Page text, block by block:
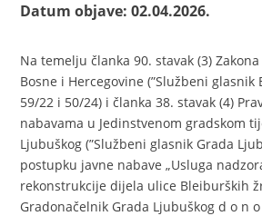
Datum objave: 02.04.2026.
Na temelju članka 90. stavak (3)
Bosne i Hercegovine (”Službeni glasnik
59/22 i 50/24) i članka 38. stavak (4)
nabavama u Jedinstvenom gradskom
Ljubuškog (”Službeni glasnik Grada
postupku javne nabave „Usluga
rekonstrukcije dijela ulice Bleiburških
Gradonačelnik Grada Ljubuškog d o n